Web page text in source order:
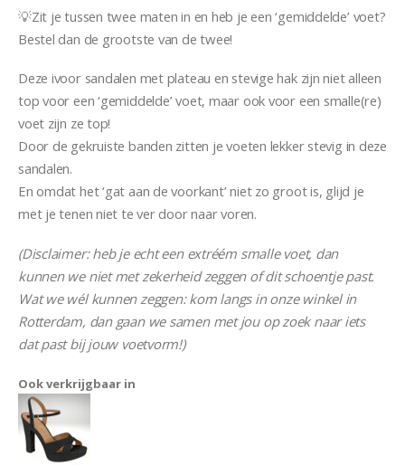
💡Zit je tussen twee maten in en heb je een ‘gemiddelde’ voet?
Bestel dan de grootste van de twee!
Deze ivoor sandalen met plateau en stevige hak zijn niet alleen
top voor een ‘gemiddelde’ voet, maar ook voor een smalle(re)
voet zijn ze top!
Door de gekruiste banden zitten je voeten lekker stevig in deze
sandalen.
En omdat het ‘gat aan de voorkant’ niet zo groot is, glijd je
met je tenen niet te ver door naar voren.
(Disclaimer: heb je echt een extréém smalle voet, dan
kunnen we niet met zekerheid zeggen of dit schoentje past.
Wat we wél kunnen zeggen: kom langs in onze winkel in
Rotterdam, dan gaan we samen met jou op zoek naar iets
dat past bij jouw voetvorm!)
Ook verkrijgbaar in